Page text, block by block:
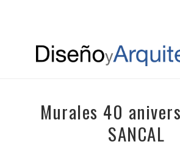
Murales 40
SANCAL